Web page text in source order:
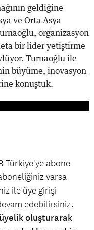
geldiğine
ve Orta Asya
organizasyon
bir lider yetiştirme
Turnaoğlu ile
büyüme, inovasyon
konuştuk.
Türkiye'ye abone
varsa
ile üye girişi
edebilirsiniz.
oluşturarak